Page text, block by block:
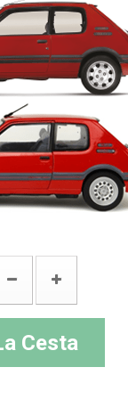
Cesta